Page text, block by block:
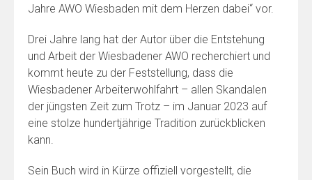
Jahre AWO Wiesbaden mit dem Herzen dabei“ vor.
Drei Jahre lang hat der Autor über die Entstehung
und Arbeit der Wiesbadener AWO recherchiert und
kommt heute zu der Feststellung, dass die
Wiesbadener Arbeiterwohlfahrt – allen Skandalen
der jüngsten Zeit zum Trotz – im Januar 2023 auf
eine stolze hundertjährige Tradition zurückblicken
kann.
Sein Buch wird in Kürze offiziell vorgestellt, die